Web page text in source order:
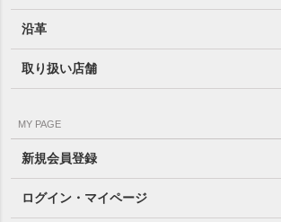
沿革
取り扱い店舗
MY PAGE
新規会員登録
ログイン・マイページ